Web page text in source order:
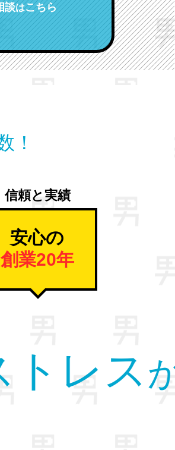
談はこちら
！
信頼と実績
安心の
創業20年
べての